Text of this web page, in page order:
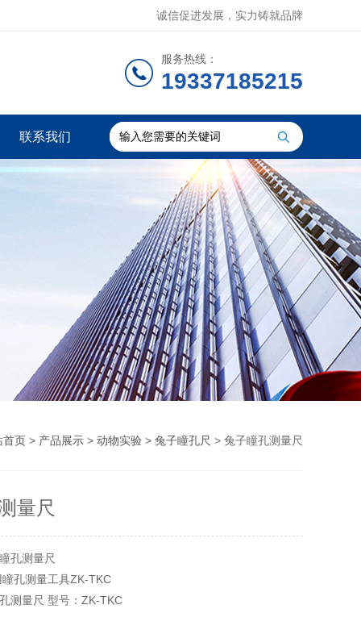
诚信促进发展，实力铸就品牌
服务热线：
19337185215
联系我们
首页 > 产品展示 > 动物实验 > 兔子瞳孔尺 > 兔子瞳孔测量尺
量尺
孔测量尺
孔测量工具ZK-TKC
测量尺 型号：ZK-TKC